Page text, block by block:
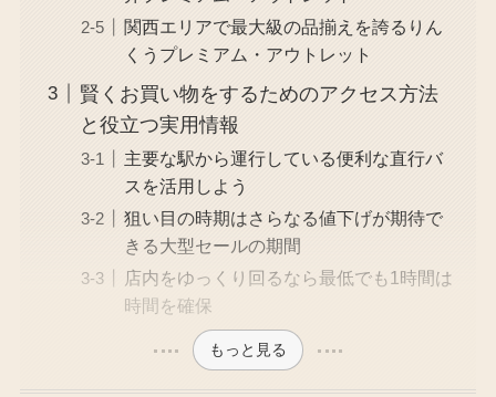
関西エリアで最大級の品揃えを誇るりん
くうプレミアム・アウトレット
賢くお買い物をするためのアクセス方法
と役立つ実用情報
主要な駅から運行している便利な直行バ
スを活用しよう
狙い目の時期はさらなる値下げが期待で
きる大型セールの期間
店内をゆっくり回るなら最低でも1時間は
時間を確保
もっと見る